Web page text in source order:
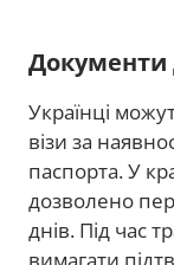
Документи
Українці
візи за
паспорта. У
дозволено
днів. Під час